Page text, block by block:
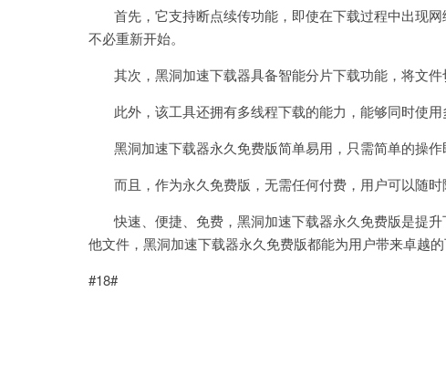
首先，它支持断点续传功能，即使在下载过程中出现网
不必重新开始。
其次，黑洞加速下载器具备智能分片下载功能，将文件
此外，该工具还拥有多线程下载的能力，能够同时使用
黑洞加速下载器永久免费版简单易用，只需简单的操作
而且，作为永久免费版，无需任何付费，用户可以随时
快速、便捷、免费，黑洞加速下载器永久免费版是提升
他文件，黑洞加速下载器永久免费版都能为用户带来卓越
#18#